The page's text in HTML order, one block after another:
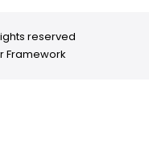
reserved
Framework